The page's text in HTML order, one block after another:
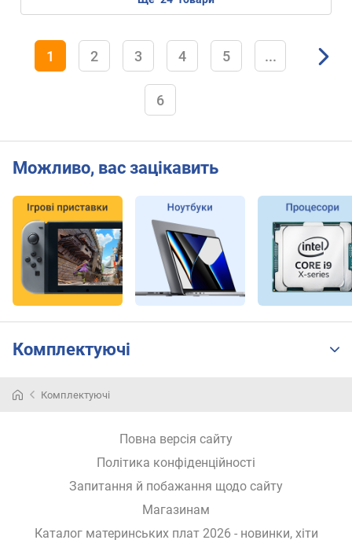
(
Б
т
в
P
C
I
e
(
ш
т
.
)
с
о
1 2 3 4 5 ...
6
Можливо, вас зацікавить
Комплектуючі
Комплектуючі
Повна версія сайту
Політика конфіденційності
Запитання й побажання щодо сайту
Магазинам
Каталог материнських плат 2026 - новинки, хіти